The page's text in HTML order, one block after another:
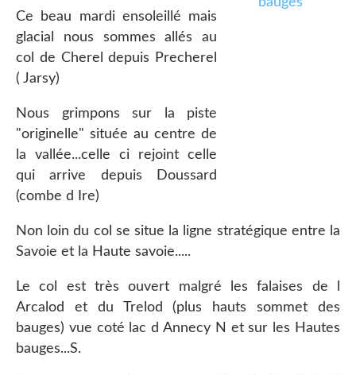
Ce beau mardi ensoleillé mais
glacial nous sommes allés au
col de Cherel depuis Precherel
( Jarsy)
Nous grimpons sur la piste
"originelle" située au centre de
la vallée...celle ci rejoint celle
qui arrive depuis Doussard
(combe d Ire)
Non loin du col se situe la ligne stratégique entre la
Savoie et la Haute savoie.....
Le col est très ouvert malgré les falaises de l
Arcalod et du Trelod (plus hauts sommet des
bauges) vue coté lac d Annecy N et sur les Hautes
bauges...S.